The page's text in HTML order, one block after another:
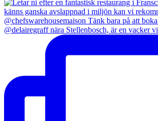
@delairegraff nära Stellenbosch, är en vacker vi